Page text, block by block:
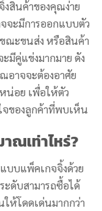
สินค้าของคุณง่าย
จะมีการออกแบบตัว
ณะขนส่ง หรือสินค้า
มีคู่แข่งมากมาย ดัง
าจจะต้องอาศัย
อย เพื่อให้ตัว
ของลูกค้าที่พบเห็น
ณเท่าไหร่?
บบแพ็คเกจจิ้งด้วย
ดับสามารถซื้อได้
ห้โดดเด่นมากกว่า